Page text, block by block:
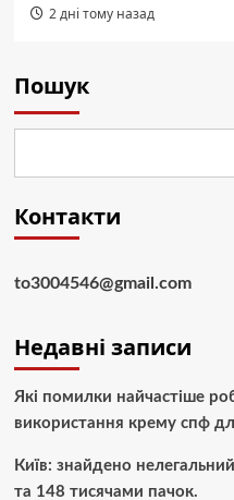
2 дні тому назад
Пошук
Контакти
to3004546@gmail.com
Недавні записи
Які помилки найчастіше
використання крему спф
Київ: знайдено
та 148 тисячами пачок.